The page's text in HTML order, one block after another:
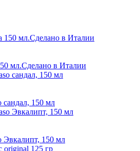
мл.Сделано в Италии
сандал, 150 мл
Эвкалипт, 150 мл